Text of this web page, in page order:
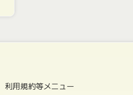
利用規約等メニュー